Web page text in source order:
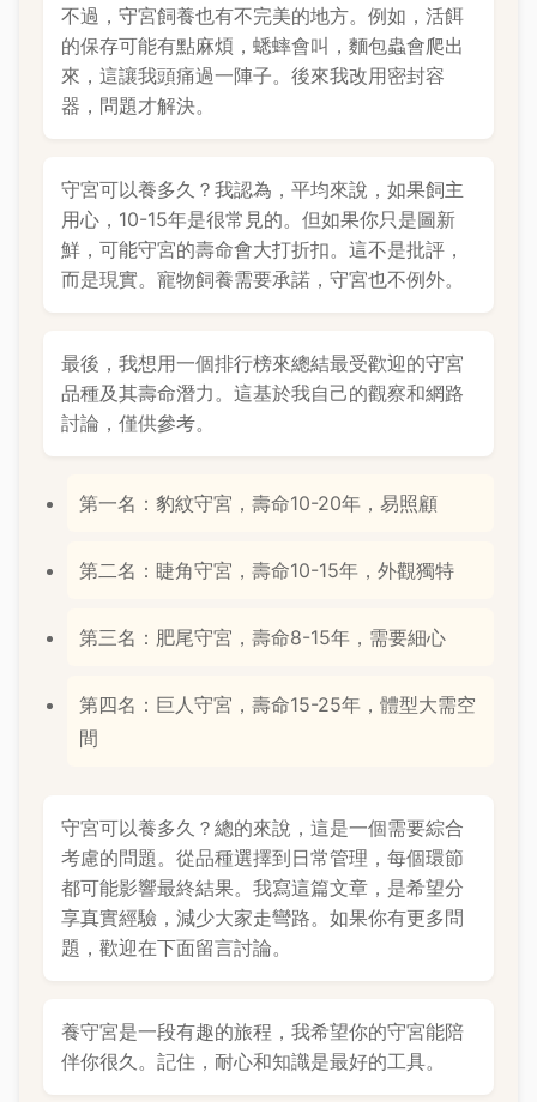
不過，守宮飼養也有不完美的地方。例如，活餌
的保存可能有點麻煩，蟋蟀會叫，麵包蟲會爬出
來，這讓我頭痛過一陣子。後來我改用密封容
器，問題才解決。
守宮可以養多久？我認為，平均來說，如果飼主
用心，10-15年是很常見的。但如果你只是圖新
鮮，可能守宮的壽命會大打折扣。這不是批評，
而是現實。寵物飼養需要承諾，守宮也不例外。
最後，我想用一個排行榜來總結最受歡迎的守宮
品種及其壽命潛力。這基於我自己的觀察和網路
討論，僅供參考。
第一名：豹紋守宮，壽命10-20年，易照顧
第二名：睫角守宮，壽命10-15年，外觀獨特
第三名：肥尾守宮，壽命8-15年，需要細心
第四名：巨人守宮，壽命15-25年，體型大需空
間
守宮可以養多久？總的來說，這是一個需要綜合
考慮的問題。從品種選擇到日常管理，每個環節
都可能影響最終結果。我寫這篇文章，是希望分
享真實經驗，減少大家走彎路。如果你有更多問
題，歡迎在下面留言討論。
養守宮是一段有趣的旅程，我希望你的守宮能陪
伴你很久。記住，耐心和知識是最好的工具。